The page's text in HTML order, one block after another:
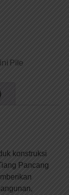
Pile
konstruksi
Pancang